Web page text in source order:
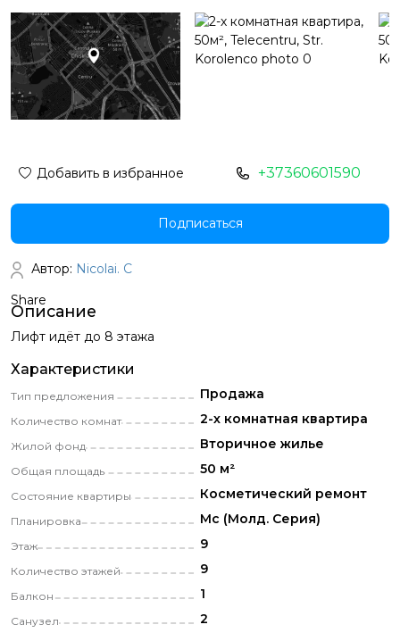
Описание
Лифт идёт до 8 этажа
Характеристики
Тип предложения Продажа
Количество комнат 2-х комнатная квартира
Жилой фонд Вторичное жилье
Общая площадь 50 м²
Состояние квартиры Косметический pемонт
Планировка Мс (Молд. Серия)
Этаж 9
Количество этажей 9
Балкон 1
Санузел 2
Добавить в избранное +37360601590
Подписаться
Автор: Nicolai. C
Share